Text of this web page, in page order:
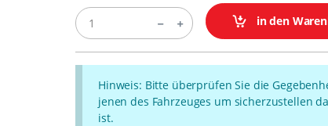
in den
Hinweis: Bitte überprüfen Sie die
jenen des Fahrzeuges um sicherzustellen
ist.